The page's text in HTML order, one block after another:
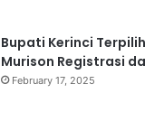
Bupati Kerinci
Murison Registrasi
February 17, 2025